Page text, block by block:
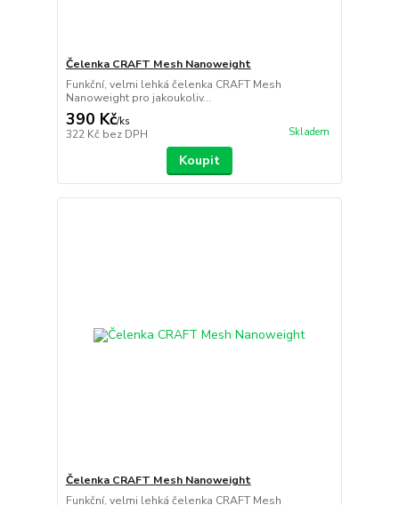
Čelenka CRAFT Mesh Nanoweight
Funkční, velmi lehká čelenka CRAFT Mesh
Nanoweight pro jakoukoliv...
390 Kč/ks
322 Kč bez DPH Skladem
Koupit
Čelenka CRAFT Mesh Nanoweight
Funkční, velmi lehká čelenka CRAFT Mesh